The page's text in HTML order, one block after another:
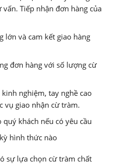
Tiếp nhận đơn hàng của
lớn và cam kết giao hàng
đơn hàng với số lượng cừ
nghiệm, tay nghề cao
vụ giao nhận cừ tràm.
quý khách nếu có yêu cầu
hình thức nào
sự lựa chọn cừ tràm chất